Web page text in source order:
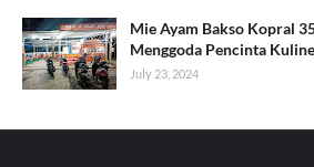
Mie Ayam Bakso Kopral
Menggoda Pencinta
July 23, 2024